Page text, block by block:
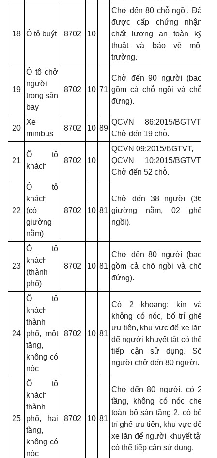
18 Ô tô buýt 8702 10
Chở đến 80 chỗ ngồi. Đã
được cấp chứng nhận
chất lượng an toàn kỹ
thuật và bảo vệ môi
trường.
19
Ô tô chở
người
trong sân
bay
8702 10 71
Chở đến 90 người (bao
gồm cả chỗ ngồi và chỗ
đứng).
20
Xe
minibus
8702 10 89
QCVN 86:2015/BGTVT.
Chở đến 19 chỗ.
21
Ô tô
khách
8702 10
QCVN 09:2015/BGTVT,
QCVN 10:2015/BGTVT.
Chở đến 52 chỗ.
22
Ô tô
khách
(có
giường
nằm)
8702 10 81
Chở đến 38 người (36
giường nằm, 02 ghế
ngồi).
23
Ô tô
khách
(thành
phố)
8702 10 81
Chở đến 80 người (bao
gồm cả chỗ ngồi và chỗ
đứng).
24
Ô tô
khách
thành
phố, một
tầng,
không có
nóc
8702 10 81
Có 2 khoang: kín và
không có nóc, bố trí ghế
ưu tiên, khu vực để xe lăn
để người khuyết tật có thể
tiếp cận sử dụng. Số
người chở đến 80 người.
25
Ô tô
khách
thành
phố, hai
tầng,
không có
nóc
8702 10 81
Chở đến 80 người, có 2
tầng, không có nóc che
toàn bộ sàn tầng 2, có bố
trí ghế ưu tiên, khu vực để
xe lăn để người khuyết tật
có thể tiếp cận sử dụng.